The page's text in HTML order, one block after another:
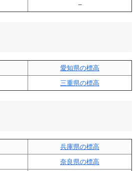
–
愛知県の標高
三重県の標高
兵庫県の標高
奈良県の標高